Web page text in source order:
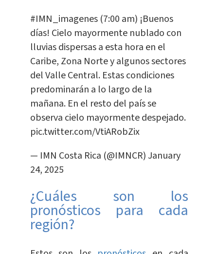
#IMN_imagenes(7:00 am) ¡Buenos
días! Cielo mayormente nublado con
lluvias dispersas a esta hora en el
Caribe, Zona Norte y algunos sectores
del Valle Central. Estas condiciones
predominarán a lo largo de la
mañana. En el resto del país se
observa cielo mayormente despejado.
pic.twitter.com/VtiARobZix
— IMN Costa Rica (@IMNCR)January
24, 2025
¿Cuáles son los
pronósticos para cada
región?